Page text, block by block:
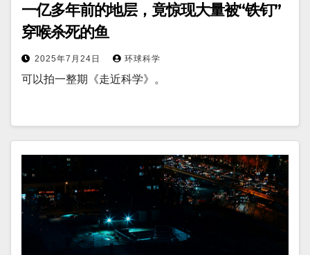
一亿多年前的地层，竟惊现大量被“铁钉”
穿喉杀死的鱼
2025年7月24日 环球科学
可以拍一整期《走近科学》。